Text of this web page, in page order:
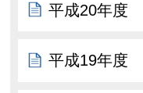
平成20年度
平成19年度